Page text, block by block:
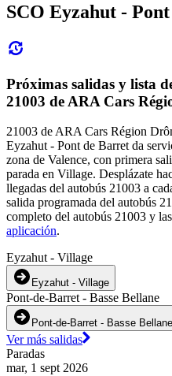
SCO Eyzahut -
Próximas salidas y lista
21003 de ARA Cars
21003 de ARA Cars Région
Eyzahut - Pont de Barret da
zona de Valence, con primera
parada en Village. Desplázate
llegadas del autobús 21003 a
salida programada del autobús
completo del autobús 21003 y
aplicación.
Eyzahut - Village
Eyzahut - Village
Pont-de-Barret - Basse Bellane
Pont-de-Barret - Basse Bellane
Ver más salidas
Paradas
mar, 1 sept 2026